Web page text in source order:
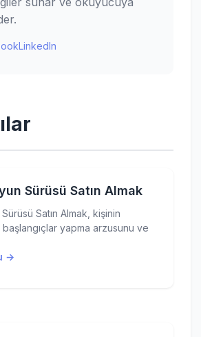
LinkedIn
Sürüsü Satın Almak
Satın Almak, kişinin
başlangıçlar yapma arzusunu ve
→